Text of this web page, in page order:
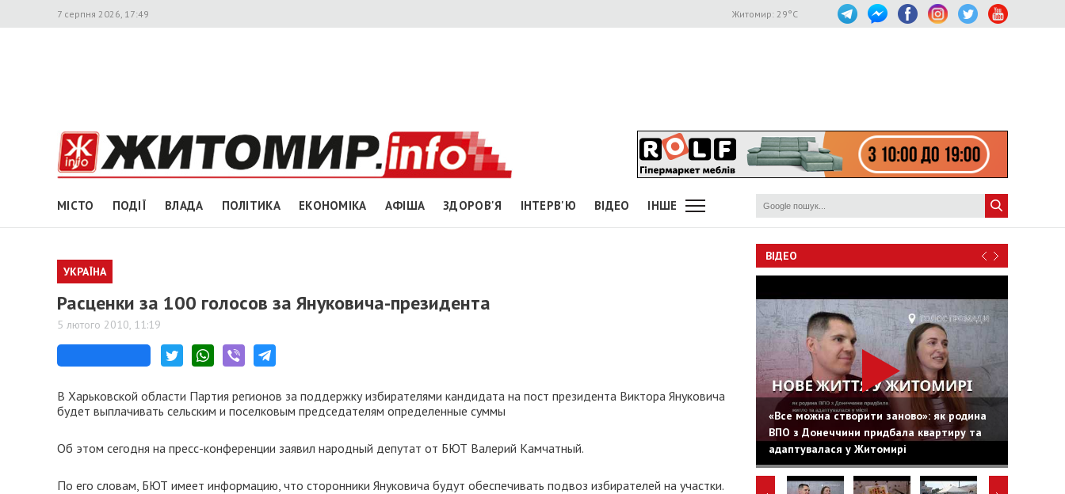
7 серпня 2026, 17:49 Житомир: 29°C
МІСТО ПОДІЇ ВЛАДА ПОЛІТИКА ЕКОНОМІКА АФІША ЗДОРОВ'Я ІНТЕРВ'Ю ВІДЕО ІНШЕ
УКРАЇНА
Расценки за 100 голосов за Януковича-президента
5 лютого 2010, 11:19
В Харьковской области Партия регионов за поддержку избирателями кандидата на пост президента Виктора Януковича
будет выплачивать сельским и поселковым председателям определенные суммы
Об этом сегодня на пресс-конференции заявил народный депутат от БЮТ Валерий Камчатный.
По его словам, БЮТ имеет информацию, что сторонники Януковича будут обеспечивать подвоз избирателей на участки.
ВІДЕО
«Все можна створити заново»: як родина
ВПО з Донеччини придбала квартиру та
адаптувалася у Житомирі